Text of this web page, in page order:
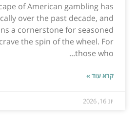
of American gambling has
over the past decade, and
a cornerstone for seasoned
the spin of the wheel. For
those who...
קרא עוד »
יונ 16, 2026